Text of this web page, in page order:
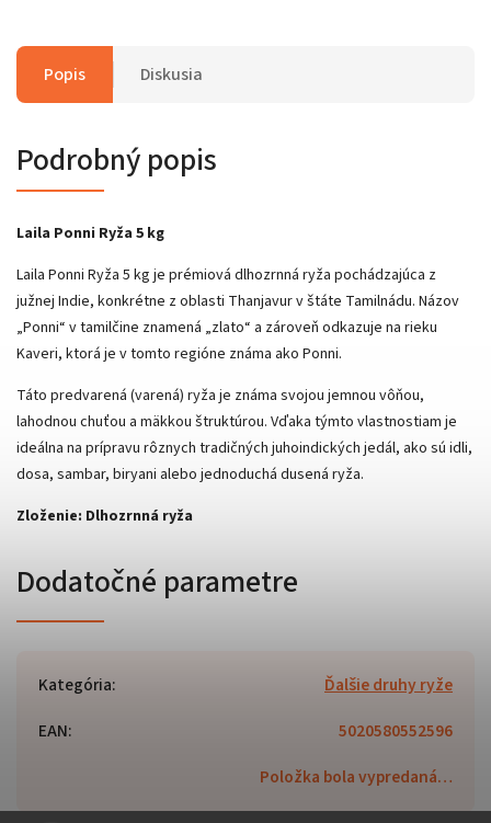
Popis Diskusia
Podrobný popis
Laila Ponni Ryža 5 kg
Laila Ponni Ryža 5 kg je prémiová dlhozrnná ryža pochádzajúca z
južnej Indie, konkrétne z oblasti Thanjavur v štáte Tamilnádu. Názov
„Ponni“ v tamilčine znamená „zlato“ a zároveň odkazuje na rieku
Kaveri, ktorá je v tomto regióne známa ako Ponni.
Táto predvarená (varená) ryža je známa svojou jemnou vôňou,
lahodnou chuťou a mäkkou štruktúrou. Vďaka týmto vlastnostiam je
ideálna na prípravu rôznych tradičných juhoindických jedál, ako sú idli,
dosa, sambar, biryani alebo jednoduchá dusená ryža.
Zloženie: Dlhozrnná ryža
Dodatočné parametre
Kategória:
Ďalšie druhy ryže
EAN:
5020580552596
Položka bola vypredaná…